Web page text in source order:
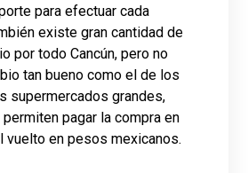
para efectuar cada
existe gran cantidad de
por todo Cancún, pero no
tan bueno como el de los
supermercados grandes,
pagar la compra en
vuelto en pesos mexicanos.